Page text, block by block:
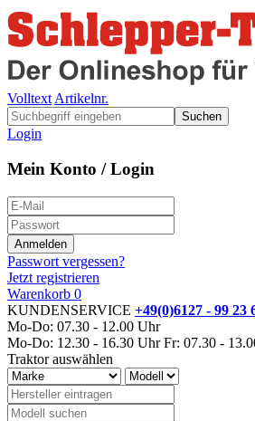
Volltext Artikelnr.
Suchen
Login
Mein Konto / Login
Passwort vergessen?
Jetzt registrieren
Warenkorb 0
KUNDENSERVICE +49(0)6127 - 99 23
Mo-Do: 07.30 - 12.00 Uhr
Mo-Do: 12.30 - 16.30 Uhr Fr: 07.30 -
Traktor auswählen